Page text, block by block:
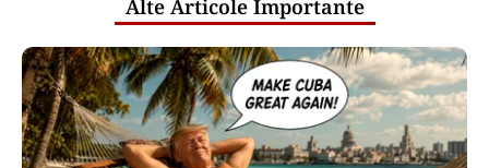
Alte Articole Importante